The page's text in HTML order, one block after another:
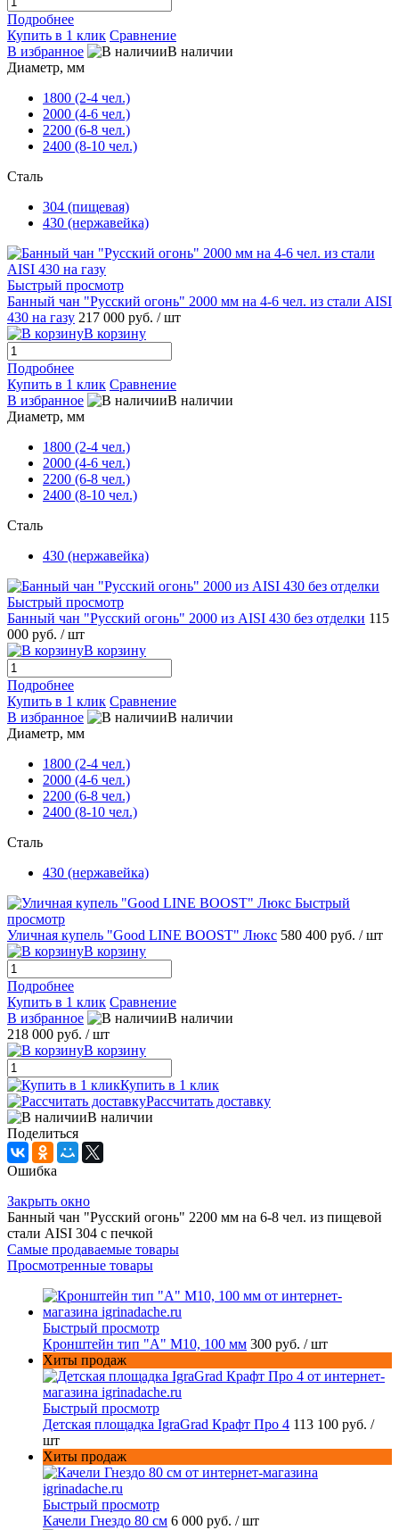
Подробнее
Купить в 1 клик Сравнение
В избранное
В наличии
Диаметр, мм
1800 (2-4 чел.)
2000 (4-6 чел.)
2200 (6-8 чел.)
2400 (8-10 чел.)
Сталь
304 (пищевая)
430 (нержавейка)
Быстрый просмотр
Банный чан "Русский огонь" 2000 мм на 4-6 чел. из стали AISI
430 на газу 217 000 руб. / шт
В корзину
Подробнее
Купить в 1 клик Сравнение
В избранное
В наличии
Диаметр, мм
1800 (2-4 чел.)
2000 (4-6 чел.)
2200 (6-8 чел.)
2400 (8-10 чел.)
Сталь
430 (нержавейка)
Быстрый просмотр
Банный чан "Русский огонь" 2000 из AISI 430 без отделки 115
000 руб. / шт
В корзину
Подробнее
Купить в 1 клик Сравнение
В избранное
В наличии
Диаметр, мм
1800 (2-4 чел.)
2000 (4-6 чел.)
2200 (6-8 чел.)
2400 (8-10 чел.)
Сталь
430 (нержавейка)
Быстрый
просмотр
Уличная купель "Good LINE BOOST" Люкс 580 400 руб. / шт
В корзину
Подробнее
Купить в 1 клик Сравнение
В избранное
В наличии
218 000 руб. / шт
В корзину
Купить в 1 клик
Рассчитать доставку
В наличии
Поделиться
Ошибка
Закрыть окно
Банный чан "Русский огонь" 2200 мм на 6-8 чел. из пищевой
стали AISI 304 с печкой
Самые продаваемые товары
Просмотренные товары
Быстрый просмотр
Кронштейн тип "A" M10, 100 мм 300 руб. / шт
Хиты продаж
Быстрый просмотр
Детская площадка IgraGrad Крафт Про 4 113 100 руб. /
шт
Хиты продаж
Быстрый просмотр
Качели Гнездо 80 см 6 000 руб. / шт